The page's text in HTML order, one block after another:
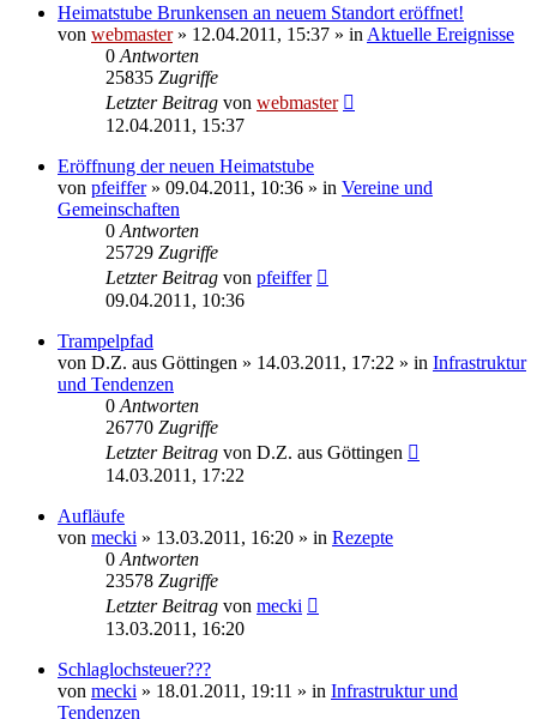
Heimatstube Brunkensen an neuem Standort eröffnet!
von webmaster» 12.04.2011, 15:37 » in Aktuelle Ereignisse
0 Antworten
25835 Zugriffe
Letzter Beitrag von webmaster
12.04.2011, 15:37
Eröffnung der neuen Heimatstube
von pfeiffer» 09.04.2011, 10:36 » in Vereine und
Gemeinschaften
0 Antworten
25729 Zugriffe
Letzter Beitrag von pfeiffer
09.04.2011, 10:36
Trampelpfad
von D.Z. aus Göttingen » 14.03.2011, 17:22 » in Infrastruktur
und Tendenzen
0 Antworten
26770 Zugriffe
Letzter Beitrag von D.Z. aus Göttingen
14.03.2011, 17:22
Aufläufe
von mecki » 13.03.2011, 16:20 » in Rezepte
0 Antworten
23578 Zugriffe
Letzter Beitrag von mecki
13.03.2011, 16:20
Schlaglochsteuer???
von mecki » 18.01.2011, 19:11 » in Infrastruktur und
Tendenzen